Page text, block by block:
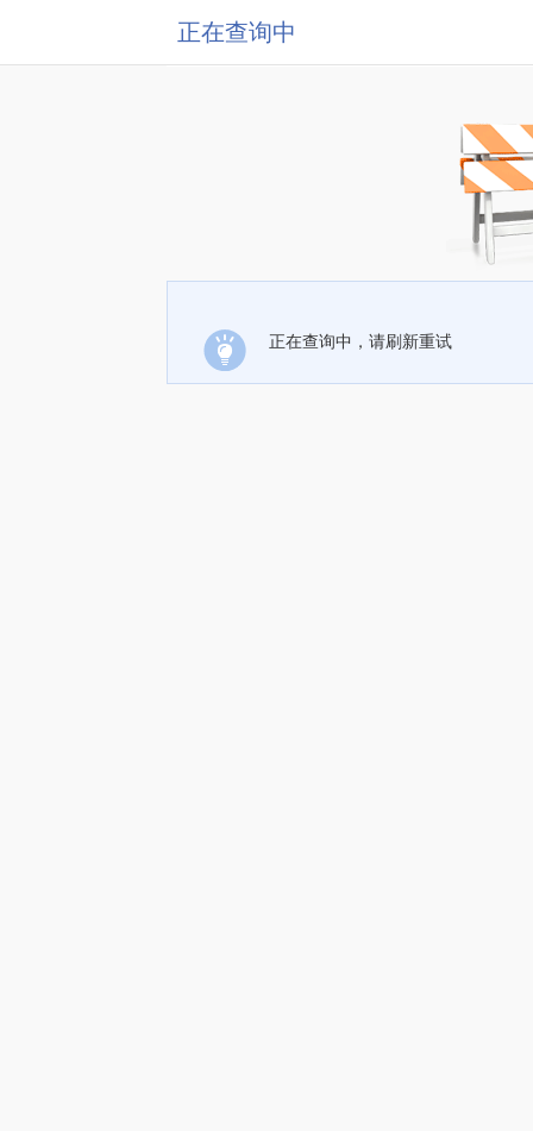
正在查询中
正在查询中，请刷新重试